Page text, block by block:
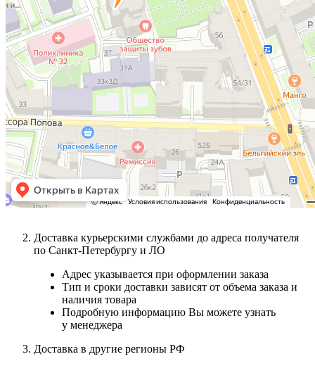
Доставка курьерскими службами до адреса получателя
по Санкт-Петербургу и ЛО
Адрес указывается при оформлении заказа
Тип и сроки доставки зависят от объема заказа и
наличия товара
Подробную информацию Вы можете узнать
у менеджера
Доставка в другие регионы РФ